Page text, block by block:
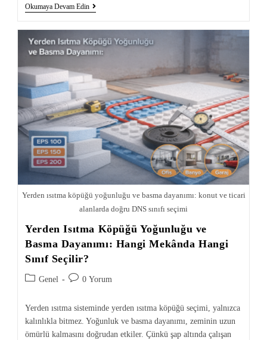
Okumaya Devam Edin
Yerden ısıtma köpüğü yoğunluğu ve basma dayanımı: konut ve ticari
alanlarda doğru DNS sınıfı seçimi
Yerden Isıtma Köpüğü Yoğunluğu ve
Basma Dayanımı: Hangi Mekânda Hangi
Sınıf Seçilir?
Genel 0 Yorum
Yerden ısıtma sisteminde yerden ısıtma köpüğü seçimi, yalnızca
kalınlıkla bitmez. Yoğunluk ve basma dayanımı, zeminin uzun
ömürlü kalmasını doğrudan etkiler. Çünkü şap altında çalışan